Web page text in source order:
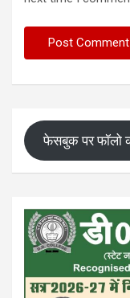
फेसबुक पर फॉलो